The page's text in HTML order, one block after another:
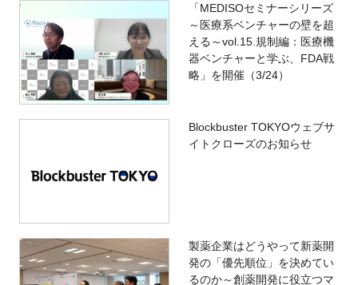
「MEDISOセミナーシリーズ
～医療系ベンチャーの壁を超
える～vol.15.規制編：医療機
器ベンチャーと学ぶ、FDA戦
略」を開催（3/24）
Blockbuster TOKYOウェブサ
イトクローズのお知らせ
製薬企業はどうやって新薬開
発の「優先順位」を決めてい
るのか～創薬開発に役立つマ